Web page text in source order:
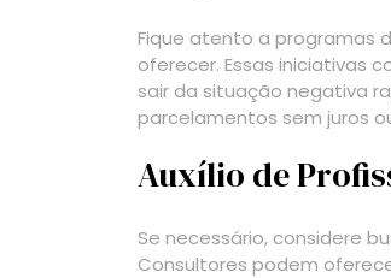
Fique atento a programas
oferecer. Essas iniciativas
sair da situação negativa
parcelamentos sem juros
Auxílio de
Se necessário, considere
Consultores podem